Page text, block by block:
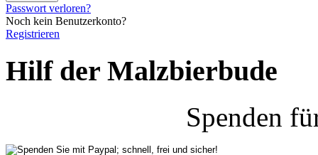
Passwort verloren?
Noch kein Benutzerkonto?
Registrieren
Hilf der Malzbierbude
Spenden